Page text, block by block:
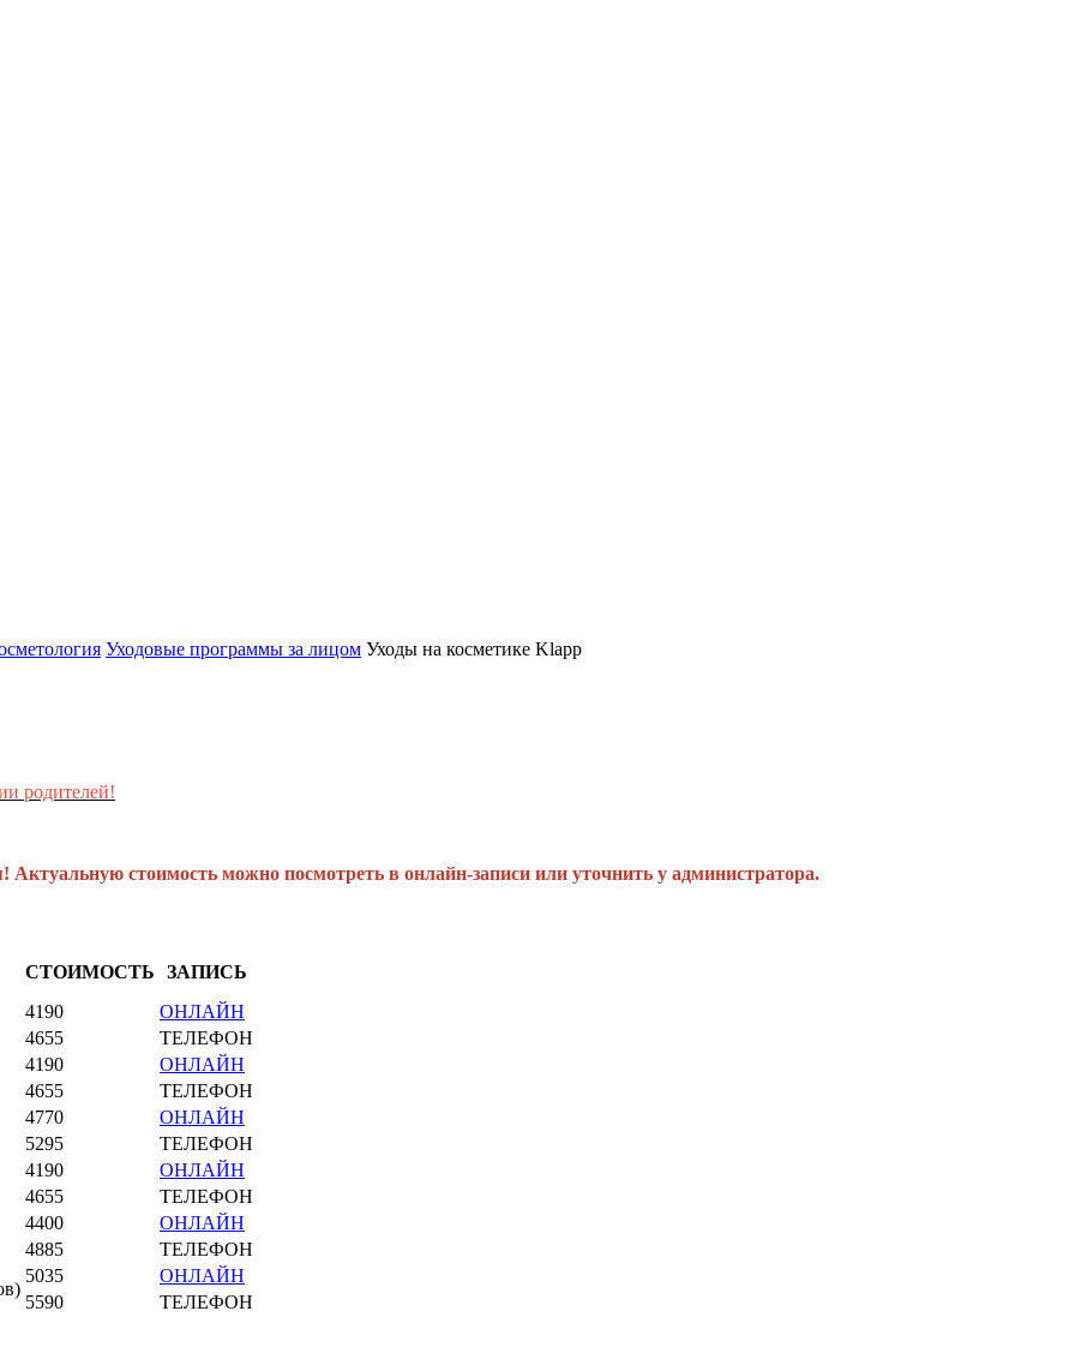
Уходовые программы за лицом Уходы на косметике Klapp
родителей!
Актуальную стоимость можно посмотреть в онлайн-записи или уточнить у администратора.
СТОИМОСТЬ ЗАПИСЬ
4190
ОНЛАЙН
4655
ТЕЛЕФОН
4190
ОНЛАЙН
4655
ТЕЛЕФОН
4770
ОНЛАЙН
5295
ТЕЛЕФОН
4190
ОНЛАЙН
4655
ТЕЛЕФОН
4400
ОНЛАЙН
4885
ТЕЛЕФОН
5035
ОНЛАЙН
5590
ТЕЛЕФОН